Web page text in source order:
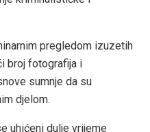
pregledom izuzetih
broj fotografija i
sumnje da su
djelom.
uhićeni dulje vrijeme